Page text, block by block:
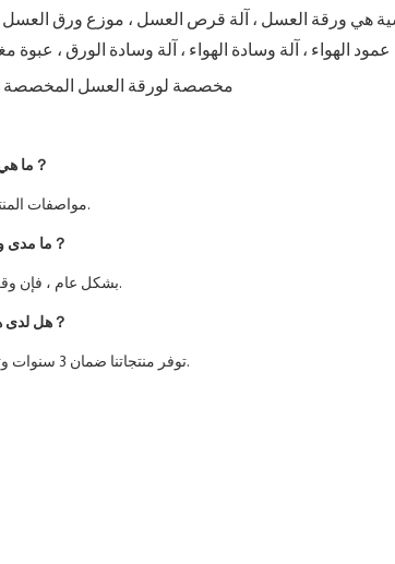
1. ما هي مواصفات هذا المنتج？
مواصفات المنتج هي 565*235*160 مم.
2. ما مدى وقت تسليم هذا المنتج？
بشكل عام ، فإن وقت العينة هو 3 إلى 7 أيام.
3. هل لدى هذا المنتج فترة ضمان？
توفر منتجاتنا ضمان 3 سنوات وتوفر خدمة عالية الجودة.